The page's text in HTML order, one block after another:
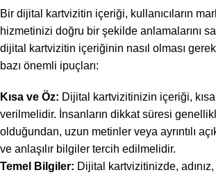
Bir dijital kartvizitin içeriği, kullanıcıların
hizmetinizi doğru bir şekilde anlamalarını
dijital kartvizitin içeriğinin nasıl olması
bazı önemli ipuçları:
Kısa ve Öz: Dijital kartvizitinizin içeriği,
verilmelidir. İnsanların dikkat süresi
olduğundan, uzun metinler veya ayrıntılı
ve anlaşılır bilgiler tercih edilmelidir.
Temel Bilgiler: Dijital kartvizitinizde,